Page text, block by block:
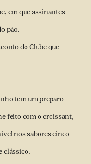
em que assinantes
pão.
do Clube que
tem um preparo
feito com o croissant,
nos sabores cinco
clássico.